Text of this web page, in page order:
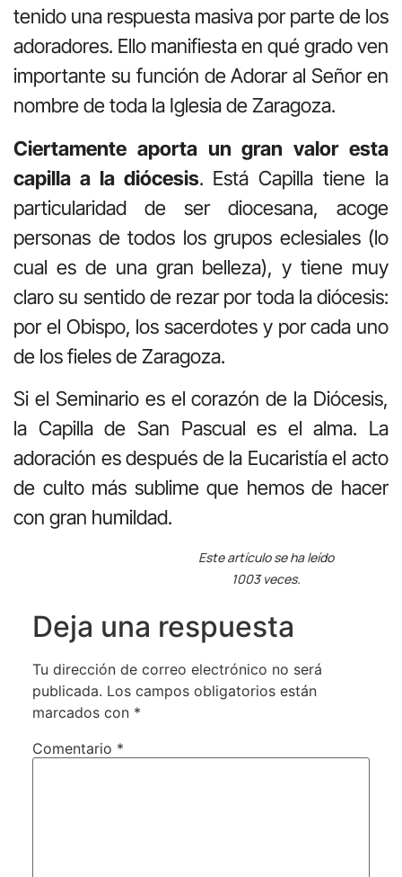
tenido una respuesta masiva por parte de los
adoradores. Ello manifiesta en qué grado ven
importante su función de Adorar al Señor en
nombre de toda la Iglesia de Zaragoza.
Ciertamente aporta un gran valor esta
capilla a la diócesis. Está Capilla tiene la
particularidad de ser diocesana, acoge
personas de todos los grupos eclesiales (lo
cual es de una gran belleza), y tiene muy
claro su sentido de rezar por toda la diócesis:
por el Obispo, los sacerdotes y por cada uno
de los fieles de Zaragoza.
Si el Seminario es el corazón de la Diócesis,
la Capilla de San Pascual es el alma. La
adoración es después de la Eucaristía el acto
de culto más sublime que hemos de hacer
con gran humildad.
Este artículo se ha leído
1003 veces.
Deja una respuesta
Tu dirección de correo electrónico no será
publicada. Los campos obligatorios están
marcados con *
Comentario *